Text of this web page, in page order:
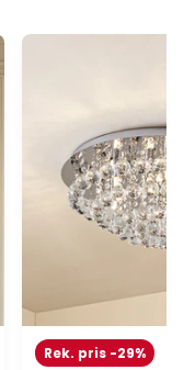
Rek. pris -29%